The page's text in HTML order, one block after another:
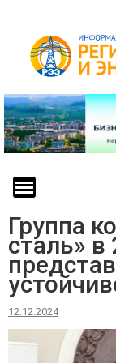
content
Группа
сталь» в
12.12.2024